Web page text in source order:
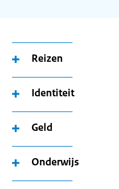
Reizen
Identiteit
Geld
Onderwijs